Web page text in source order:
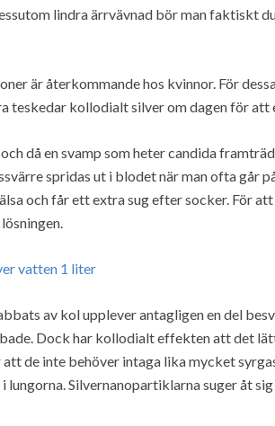
lindra ärrvävnad bör man faktiskt
är återkommande hos kvinnor. För
teskedar kollodialt silver om dagen för
då en svamp som heter candida
spridas ut i blodet när man ofta
och får ett extra sug efter socker. För
av kol upplever antagligen en del
Dock har kollodialt effekten att det
de inte behöver intaga lika mycket
lungorna. Silvernanopartiklarna suger åt